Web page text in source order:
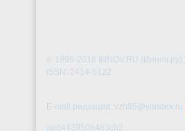
© 1996-2018 INNOV.RU (Иннов.ру)
ISSN: 2414-5122
E-mail редакции: vzh85@yandex.ru,
aad4439508463cb2